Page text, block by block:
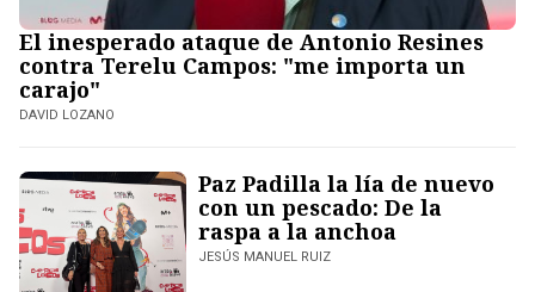
El inesperado ataque de Antonio Resines
contra Terelu Campos: "me importa un
carajo"
DAVID LOZANO
Paz Padilla la lía de nuevo
con un pescado: De la
raspa a la anchoa
JESÚS MANUEL RUIZ